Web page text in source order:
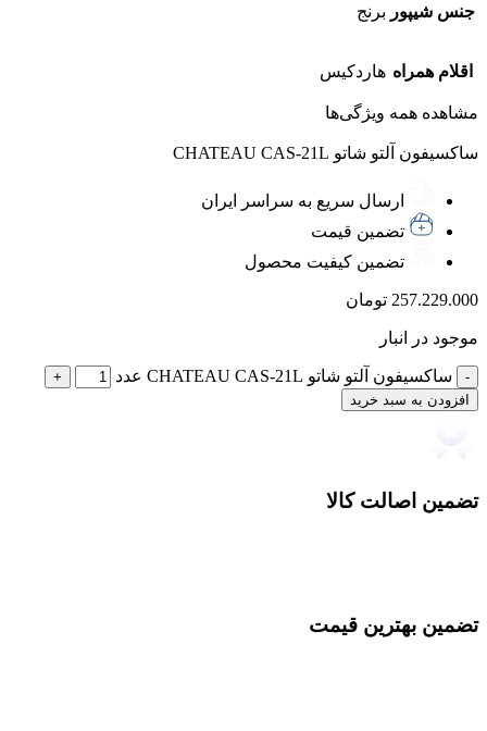
جنس شیپور برنج
اقلام همراه هاردکیس
مشاهده همه ویژگی‌ها
ساکسیفون آلتو شاتو CHATEAU CAS-21L
ارسال سریع به سراسر ایران
تضمین قیمت
تضمین کیفیت محصول
257.229.000 تومان
موجود در انبار
ساکسیفون آلتو شاتو CHATEAU CAS-21L عدد
افزودن به سبد خرید
تضمین اصالت کالا
تضمین بهترین قیمت